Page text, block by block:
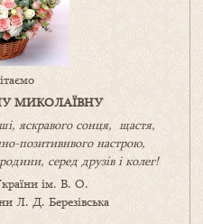
МИКОЛАЇВНУ
яскравого сонця, щастя,
позитивнвого настрою,
, серед друзів і колег!
ім. В. О.
Л. Д. Березівська